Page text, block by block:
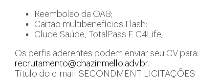
Reembolso da OAB;
Cartão multibenefícios Flash;
Clude Saúde, TotalPass E C4Life;
Os perfis aderentes podem enviar seu CV para:
recrutamento@chazinmello.adv.br.
Título do e-mail: SECONDMENT LICITAÇÕES